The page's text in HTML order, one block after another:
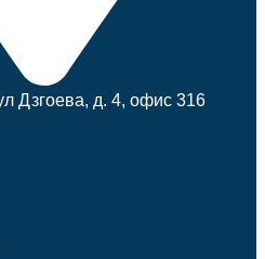
Дзгоева, д. 4, офис 316